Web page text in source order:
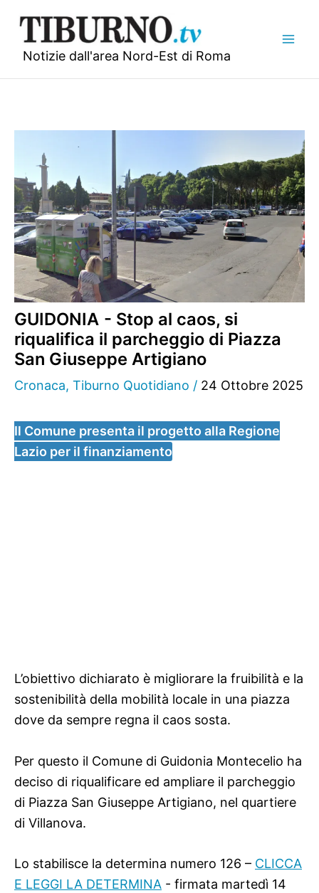
contenuto
Notizie dall'area Nord-Est di Roma
GUIDONIA - Stop al caos, si
riqualifica il parcheggio di Piazza
San Giuseppe Artigiano
Cronaca, Tiburno Quotidiano / 24 Ottobre 2025
Il Comune presenta il progetto alla Regione
Lazio per il finanziamento
L’obiettivo dichiarato è migliorare la fruibilità e la
sostenibilità della mobilità locale in una piazza
dove da sempre regna il caos sosta.
Per questo il Comune di Guidonia Montecelio ha
deciso di riqualificare ed ampliare il parcheggio
di Piazza San Giuseppe Artigiano, nel quartiere
di Villanova.
Lo stabilisce la determina numero 126 – CLICCA
E LEGGI LA DETERMINA - firmata martedì 14